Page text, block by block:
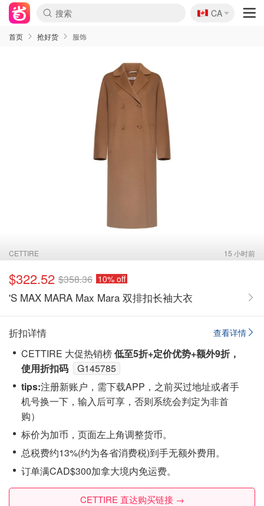
🇨🇦
CA
首页 抢好货 服饰
CETTIRE 15 小时前
$322.52 $358.36 10% off
'S MAX MARA Max Mara 双排扣长袖大衣
查看详情
折扣详情
CETTIRE 大促热销榜低至5折+定价优势+额外9折，
使用折扣码
G145785
tips:注‮新册‬账户，需下载APP，之前买过地址或者手
机号换一下，输入后可享，否则系统会‮定判‬为非首
购）
标价为加币，页面左上角调整货币。
总税费约13%(约为各省消费税)到手无额外费用。
订单满CAD$300加拿大境内免运费。
CETTIRE 直达购买链接 →